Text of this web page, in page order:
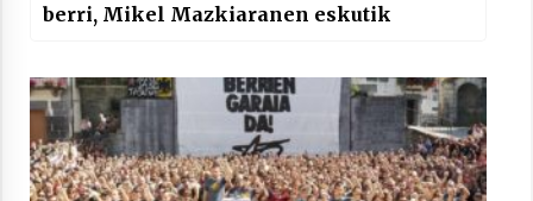
berri, Mikel Mazkiaranen eskutik